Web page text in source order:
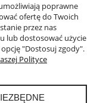
poprawne
ofertę do Twoich
przez nas
lub dostosować użycie
"Dostosuj zgody".
Polityce